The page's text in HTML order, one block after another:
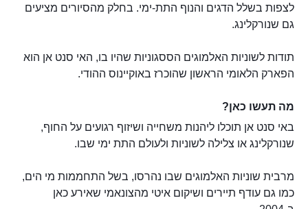
לצפות בשלל הדגים והנוף התת-ימי. בחלק מהסיורים מציעים
גם שנורקלינג.
תודות לשוניות האלמוגים הססגוניות שהיו בו, האי סנט אן הוא
הפארק הלאומי הראשון שהוכרז באוקיינוס ההודי.
מה תעשו כאן?
באי סנט אן תוכלו ליהנות משחייה ושיזוף רגועים על החוף,
שנורקלינג או צלילה לשוניות ולעולם התת ימי שבו.
מרבית שוניות האלמוגים שבו נהרסו, בשל התחממות מי הים,
כמו גם עודף תיירים ושיקום איטי מהצונאמי שאירע כאן